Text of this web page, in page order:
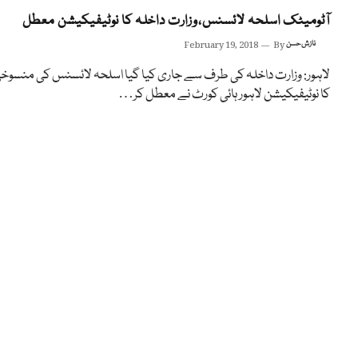
آٹومیٹک اسلحہ لائسنس،وزارت داخلہ کا نوٹیفیکیشن معطل
February 19, 2018 Byنازش حسن
لاہور: وزارت داخلہ کی طرف سے جاری کیا گیا اسلحہ لائسنس کی
کا نوٹیفیکیشن لاہور ہائی کورٹ نے معطل کر…